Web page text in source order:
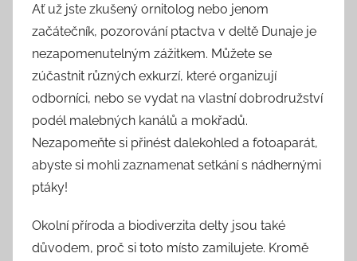
Ať už jste zkušený ornitolog nebo jenom
začátečník, pozorování ptactva v deltě Dunaje je
nezapomenutelným zážitkem. Můžete se
zúčastnit různých exkurzí, které organizují
odborníci, nebo se vydat na vlastní dobrodružství
podél malebných kanálů a mokřadů.
Nezapomeňte si přinést dalekohled a fotoaparát,
abyste si mohli zaznamenat setkání s nádhernými
ptáky!
Okolní příroda a biodiverzita delty jsou také
důvodem, proč si toto místo zamilujete. Kromě